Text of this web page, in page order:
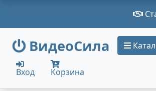
ВидеоСила
Вход Корзина